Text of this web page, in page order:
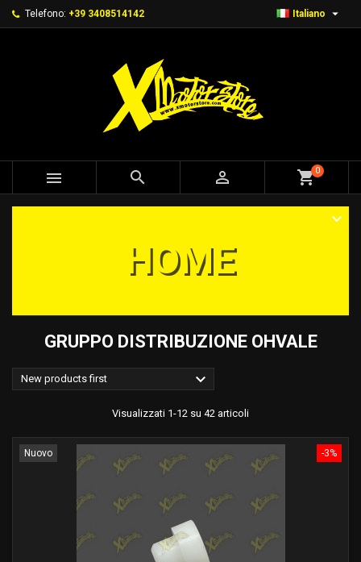
Telefono: +39 3408514142 Italiano 
   shopping_cart0
HOME
GRUPPO DISTRIBUZIONE OHVALE
New products first 
Visualizzati 1-12 su 42 articoli
-3%
Nuovo